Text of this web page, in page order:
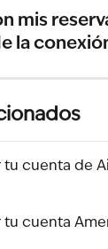
mis
la
cuenta de
cuenta